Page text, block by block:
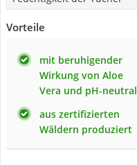
Vorteile
mit beruhigender
Wirkung von Aloe
Vera und pH-neutral
aus zertifizierten
Wäldern produziert